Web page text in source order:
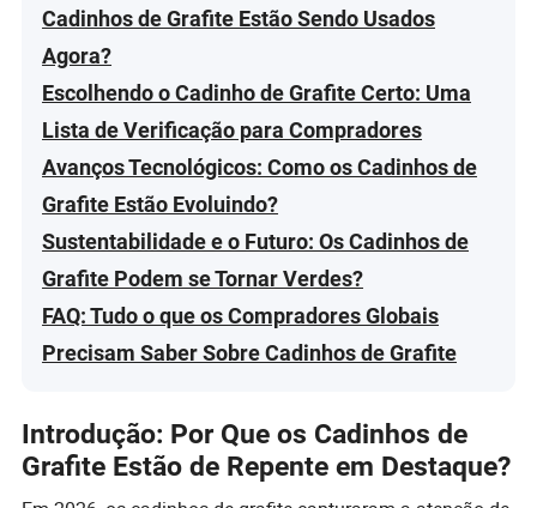
Cadinhos de Grafite Estão Sendo Usados
Agora?
Escolhendo o Cadinho de Grafite Certo: Uma
Lista de Verificação para Compradores
Avanços Tecnológicos: Como os Cadinhos de
Grafite Estão Evoluindo?
Sustentabilidade e o Futuro: Os Cadinhos de
Grafite Podem se Tornar Verdes?
FAQ: Tudo o que os Compradores Globais
Precisam Saber Sobre Cadinhos de Grafite
Introdução: Por Que os Cadinhos de
Grafite Estão de Repente em Destaque?